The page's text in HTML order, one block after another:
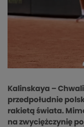
Kalinskaya –
przedpołudnie
rakietą świata.
na zwyciężczynię